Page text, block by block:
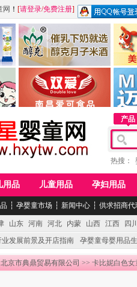
网 ！ [请登录/免费注册]
司
江西醇之客月子米酒 惠州
湖南
产品
热搜：
用品 儿童用品 孕妇用品
┆ 孕婴童市场 ┆ 新闻中心 ┆ 供求招商代
山东 河南 河北 内蒙 山西 江西 四川
业发展前景及开店指南 孕婴童母婴用品
北京市典鼎贸易有限公司 >> 卡比妮白色女